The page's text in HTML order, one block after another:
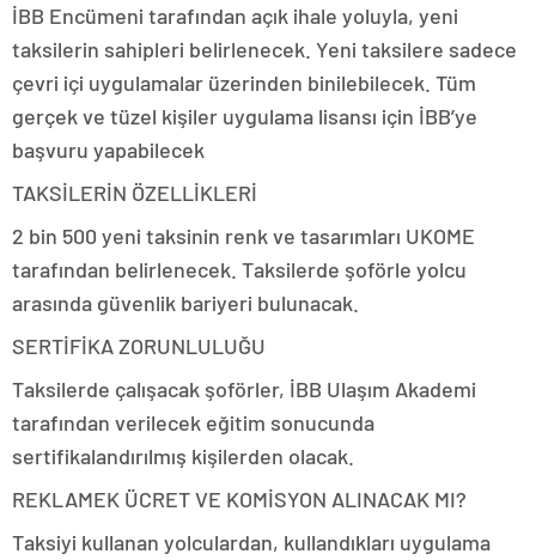
İBB Encümeni tarafından açık ihale yoluyla, yeni
taksilerin sahipleri belirlenecek. Yeni taksilere sadece
çevri içi uygulamalar üzerinden binilebilecek. Tüm
gerçek ve tüzel kişiler uygulama lisansı için İBB’ye
başvuru yapabilecek
TAKSİLERİN ÖZELLİKLERİ
2 bin 500 yeni taksinin renk ve tasarımları UKOME
tarafından belirlenecek. Taksilerde şoförle yolcu
arasında güvenlik bariyeri bulunacak.
SERTİFİKA ZORUNLULUĞU
Taksilerde çalışacak şoförler, İBB Ulaşım Akademi
tarafından verilecek eğitim sonucunda
sertifikalandırılmış kişilerden olacak.
REKLAMEK ÜCRET VE KOMİSYON ALINACAK MI?
Taksiyi kullanan yolculardan, kullandıkları uygulama